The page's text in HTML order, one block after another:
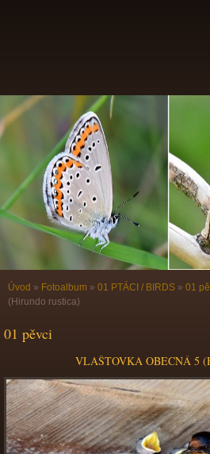
Úvod » Fotoalbum » 01 PTÁCI / BIRDS » 01
(Hirundo rustica)
01 pěvci
VLAŠTOVKA OBECNÁ 5